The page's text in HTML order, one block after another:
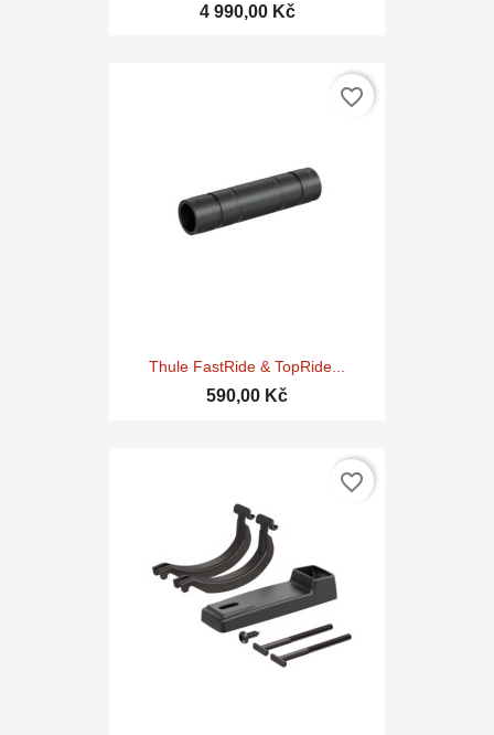
4 990,00 Kč
Thule FastRide & TopRide...
590,00 Kč
favorite_border
favorite_border